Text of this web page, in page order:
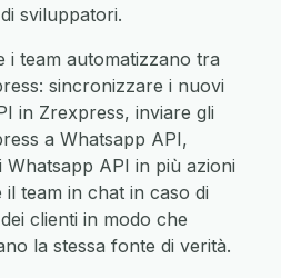
sviluppatori.
i team automatizzano tra
sincronizzare i nuovi
in Zrexpress, inviare gli
a Whatsapp API,
API in più azioni
team in chat in caso di
clienti in modo che
la stessa fonte di verità.